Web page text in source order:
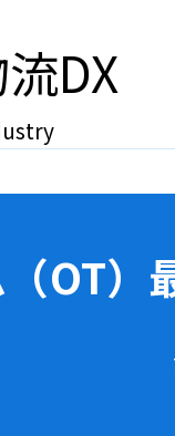
DX
OT）